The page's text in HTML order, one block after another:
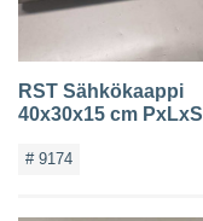
RST Sähkökaappi
40x30x15 cm PxLxS
# 9174